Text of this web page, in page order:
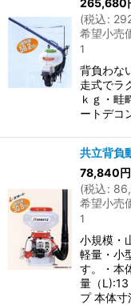
265,680
(税込:
希望小売
1
背負わな
走式でラ
ｋｇ・畦
ートデコ
共立背負
78,840円
(税込:
希望小売
1
小規模・
軽量・小
す。・本
量（L):13
プ 本体